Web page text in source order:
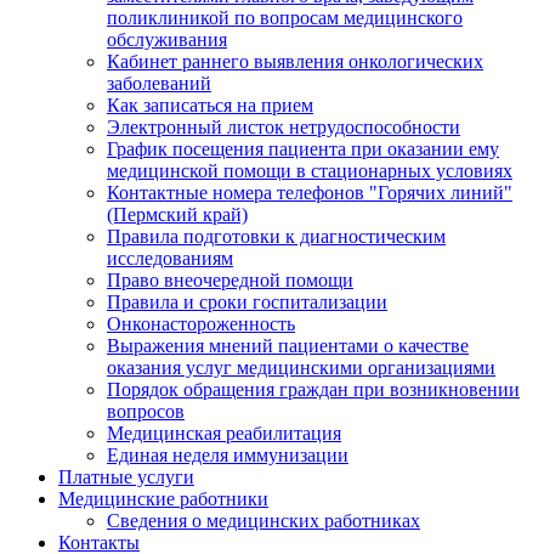
поликлиникой по вопросам медицинского
обслуживания
Кабинет раннего выявления онкологических
заболеваний
Как записаться на прием
Электронный листок нетрудоспособности
График посещения пациента при оказании ему
медицинской помощи в стационарных условиях
Контактные номера телефонов "Горячих линий"
(Пермский край)
Правила подготовки к диагностическим
исследованиям
Право внеочередной помощи
Правила и сроки госпитализации
Онконастороженность
Выражения мнений пациентами о качестве
оказания услуг медицинскими организациями
Порядок обращения граждан при возникновении
вопросов
Медицинская реабилитация
Единая неделя иммунизации
Платные услуги
Медицинские работники
Сведения о медицинских работниках
Контакты